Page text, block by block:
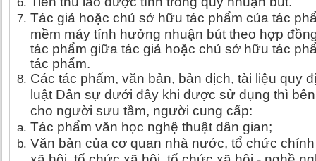
Tác giả hoặc chủ sở hữu tác phẩm của tác
mềm máy tính hưởng nhuận bút theo hợp
tác phẩm giữa tác giả hoặc chủ sở hữu tác
tác phẩm.
Các tác phẩm, văn bản, bản dịch, tài liệu quy
luật Dân sự dưới đây khi được sử dụng thì
cho người sưu tầm, người cung cấp:
Tác phẩm văn học nghệ thuật dân gian;
Văn bản của cơ quan nhà nước, tổ chức
xã hội, tổ chức xã hội, tổ chức xã hội - nghề